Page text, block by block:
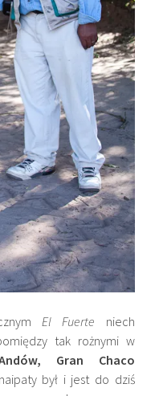
El Fuerte niech
tak rożnymi w
Gran Chaco
był i jest do dziś